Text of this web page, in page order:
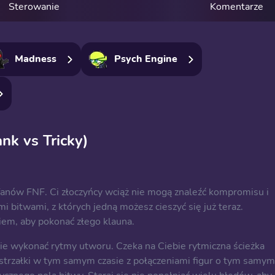
Sterowanie Komentarze
Madness Psych Engine
vs Tricky)
FNF. Ci złoczyńcy wciąż nie mogą znaleźć kompromisu i
bitwami, z których jedną możesz cieszyć się już teraz.
aby pokonać złego klauna.
wykonać rytmy utworu. Czeka na Ciebie rytmiczna ścieżka
w tym samym czasie z połączeniami figur o tym samym